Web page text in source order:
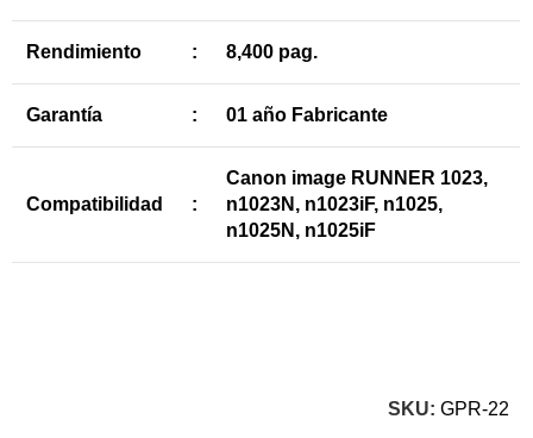
Rendimiento : 8,400 pag.
Garantía : 01 año Fabricante
Compatibilidad :
Canon image RUNNER 1023,
n1023N, n1023iF, n1025,
n1025N, n1025iF
SKU: GPR-22